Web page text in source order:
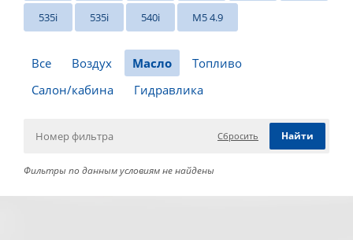
535i 535i 540i M5 4.9
Все Воздух Масло
Топливо
Салон/кабина
Гидравлика
Сбросить
Фильтры по данным условиям не найдены